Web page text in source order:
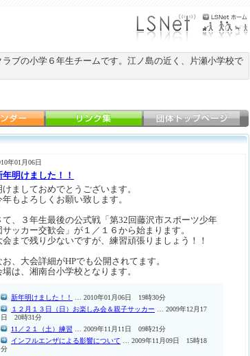
ブの小学６年生チームです。江ノ島の近く、片瀬小学校で
年01月06日
年明けました！！
けましておめでとうございます。
年もよろしくお願い致します。
て、３年生最後の公式戦「第32回藤沢市スポーツ少年
サッカー交歓会」が１／１６から始まります。
会まで残り少ないですが、練習頑張りましょう！！
お、大会詳細がHPでも公開されてます。
場は、湘南台小学校となります。
新年明けました！！
… 2010年01月06日 19時30分
１２月１３日（日）お楽しみ会＆親子サッカー … 2009年12月17
日 20時31分
11／２１（土）練習 … 2009年11月11日 09時21分
インフルエンザによる影響について … 2009年11月09日 15時18
分